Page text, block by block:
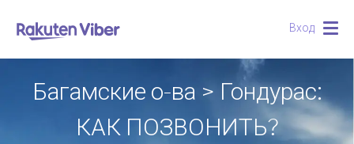
Вход
Багамские о-ва > Гондурас:
КАК ПОЗВОНИТЬ?